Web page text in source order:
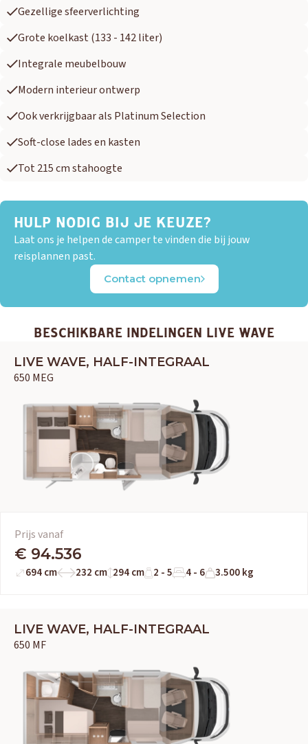
Gezellige sfeerverlichting
Grote koelkast (133 - 142 liter)
Integrale meubelbouw
Modern interieur ontwerp
Ook verkrijgbaar als Platinum Selection
Soft-close lades en kasten
Tot 215 cm stahoogte
HULP NODIG BIJ JE KEUZE?
Laat ons je helpen de camper te vinden die bij jouw
reisplannen past.
Contact opnemen
BESCHIKBARE INDELINGEN LIVE WAVE
LIVE WAVE, HALF-INTEGRAAL
650 MEG
Prijs vanaf
€ 94.536
694 cm 232 cm 294 cm 2 - 5 4 - 6 3.500 kg
LIVE WAVE, HALF-INTEGRAAL
650 MF
Adria Eriba HymerKnaus
HERPEN
BürstnerCaravelairEasy Caravanning